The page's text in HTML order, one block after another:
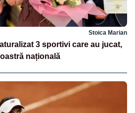
Stoica Marian
3 sportivi care au jucat,
națională